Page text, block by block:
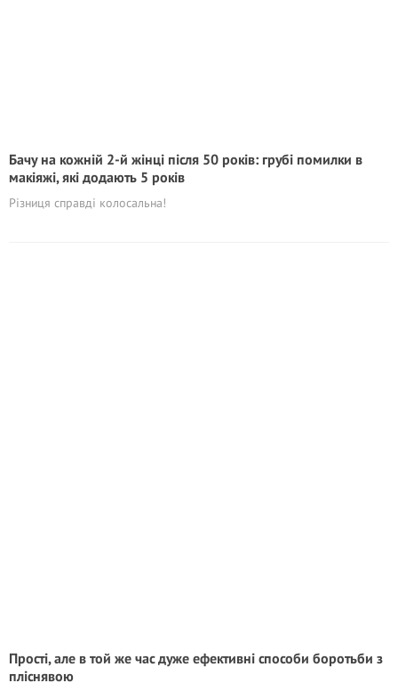
Бачу на кожній 2-й жінці після 50 років: грубі помилки в
макіяжі, які додають 5 років
Різниця справді колосальна!
Прості, але в той же час дуже ефективні способи боротьби з
пліснявою